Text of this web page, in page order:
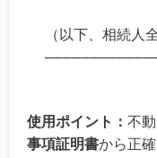
（以下、相続人
使用ポイント： 不
事項証明書から正